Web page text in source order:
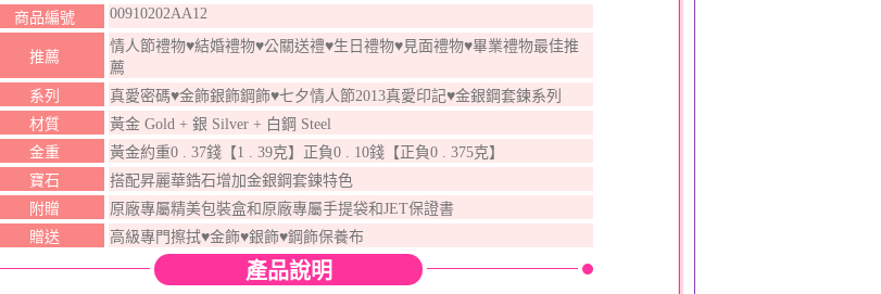
商品編號
00910202AA12
推薦
情人節禮物♥結婚禮物♥公關送禮♥生日禮物♥見面禮物♥畢業禮物最佳推
薦
系列
真愛密碼♥金飾銀飾鋼飾♥七夕情人節2013真愛印記♥金銀鋼套鍊系列
材質
黃金 Gold + 銀 Silver + 白鋼 Steel
金重
黃金約重0 . 37錢【1 . 39克】正負0 . 10錢【正負0 . 375克】
寶石
搭配昇麗華鋯石增加金銀鋼套鍊特色
附贈
原廠專屬精美包裝盒和原廠專屬手提袋和JET保證書
贈送
高級專門擦拭♥金飾♥銀飾♥鋼飾保養布
產品說明